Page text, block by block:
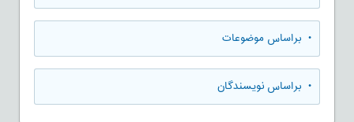
• براساس موضوعات
• براساس نویسندگان